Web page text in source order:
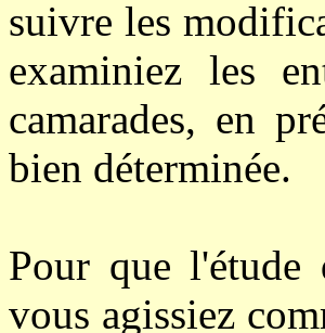
suivre les
examiniez les
camarades, en
bien déterminée.
Pour que
vous agissiez